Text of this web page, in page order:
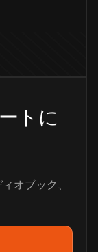
トに
オブック、